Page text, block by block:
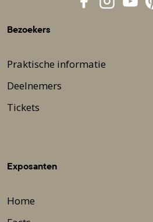
Bezoekers
Praktische informatie
Deelnemers
Tickets
Exposanten
Home